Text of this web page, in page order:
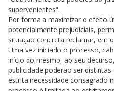
supervenientes".
Por forma a maximizar o efeito
potencialmente prejudiciais,
situação concreta reclamar, em
Uma vez iniciado o processo,
início do mesmo, ao seu
publicidade poderão ser
estrita necessidade consagrado